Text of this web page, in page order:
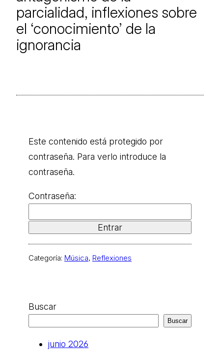
parcialidad, inflexiones sobre
el ‘conocimiento’ de la
ignorancia
Este contenido está protegido por
contraseña. Para verlo introduce la
contraseña.
Contraseña:
Categoría: Música, Reflexiones
Buscar
Buscar
junio 2026